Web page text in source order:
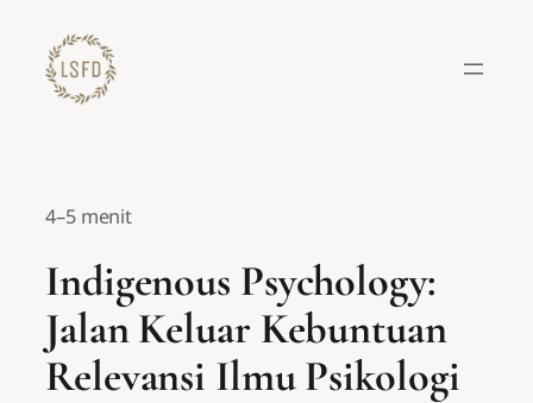
konten
4–5 menit
Indigenous Psychology:
Jalan Keluar Kebuntuan
Relevansi Ilmu Psikologi